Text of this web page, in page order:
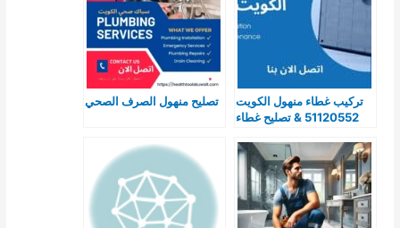
تركيب غطاء منهول الكويت
51120552 & تصليح غطاء
رخيصة
تصليح منهول الصرف الصحي